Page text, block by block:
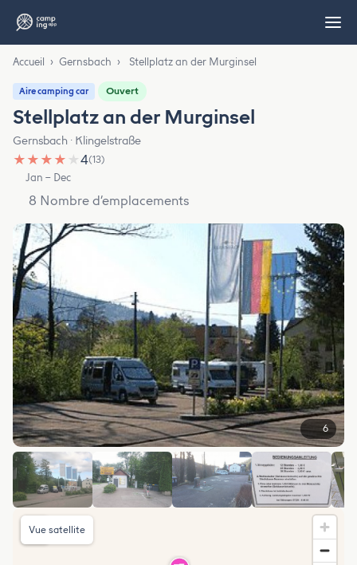
Accueil › Gernsbach › Stellplatz an der Murginsel
Aire camping car Ouvert
Stellplatz an der Murginsel
Gernsbach · Klingelstraße
★ ★ ★ ★ ★4(13)
Jan – Dec
8 Nombre d’emplacements
6
Vue satellite